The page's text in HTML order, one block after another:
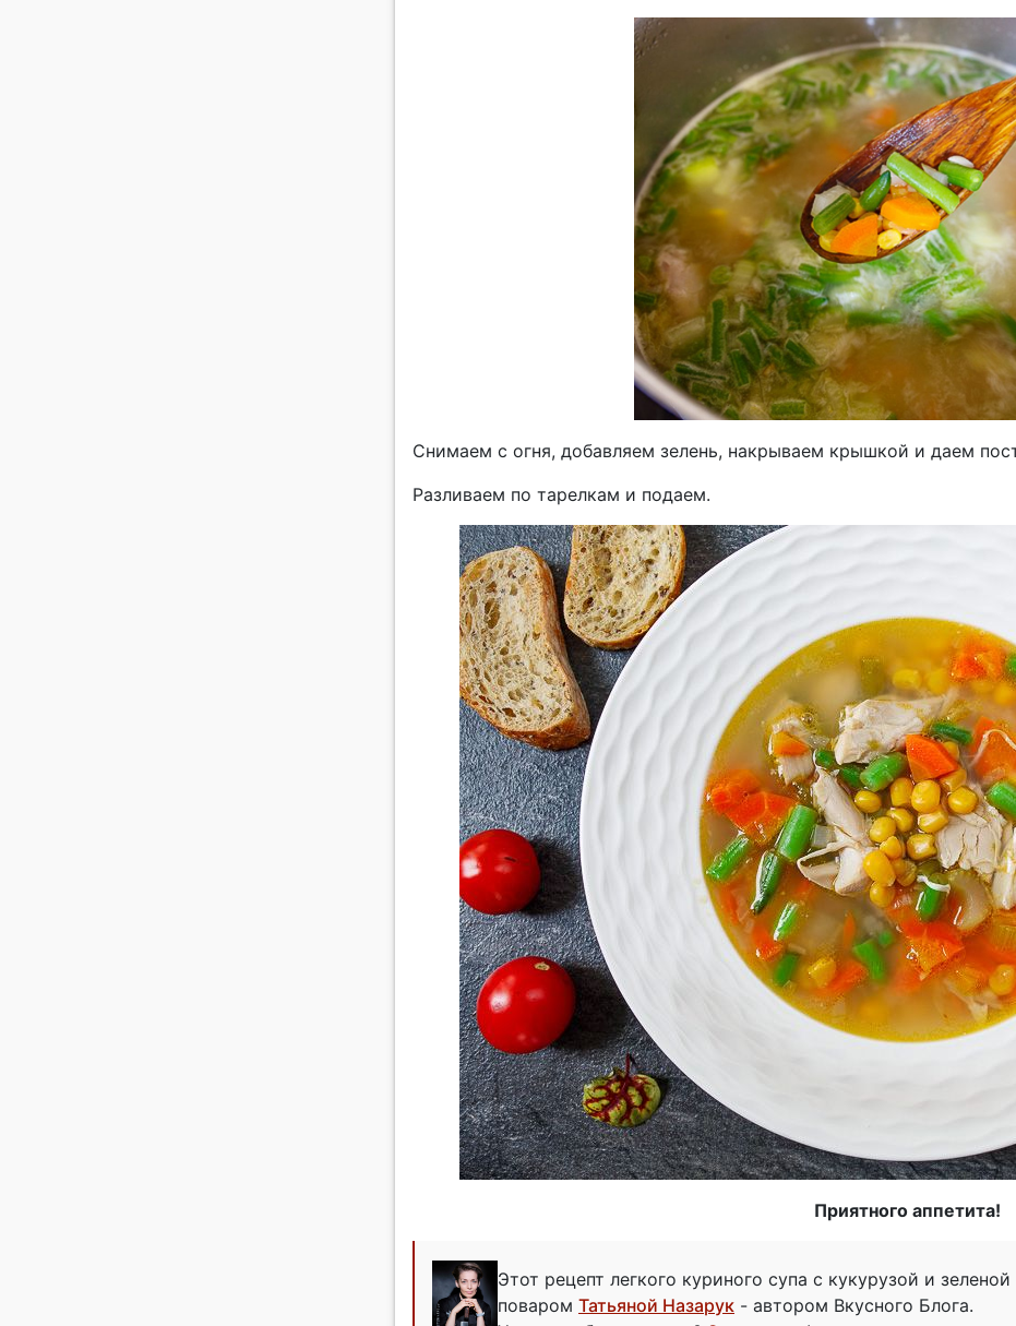
Снимаем с огня, добавляем зелень, накрываем крышкой и даем
Разливаем по тарелкам и подаем.
Приятного аппетита!
Этот рецепт легкого куриного супа с кукурузой и
поваром Татьяной Назарук - автором Вкусного Блога.